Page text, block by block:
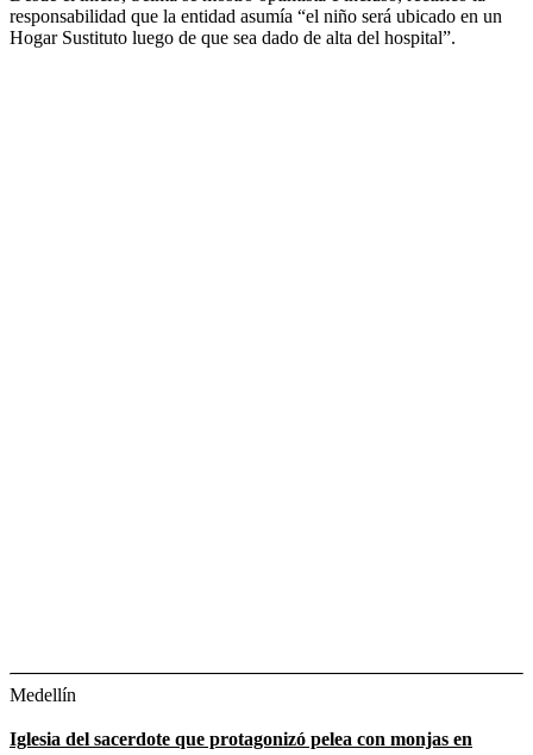
responsabilidad que la entidad asumía “el niño será ubicado en un
Hogar Sustituto luego de que sea dado de alta del hospital”.
Medellín
Iglesia del sacerdote que protagonizó pelea con monjas en